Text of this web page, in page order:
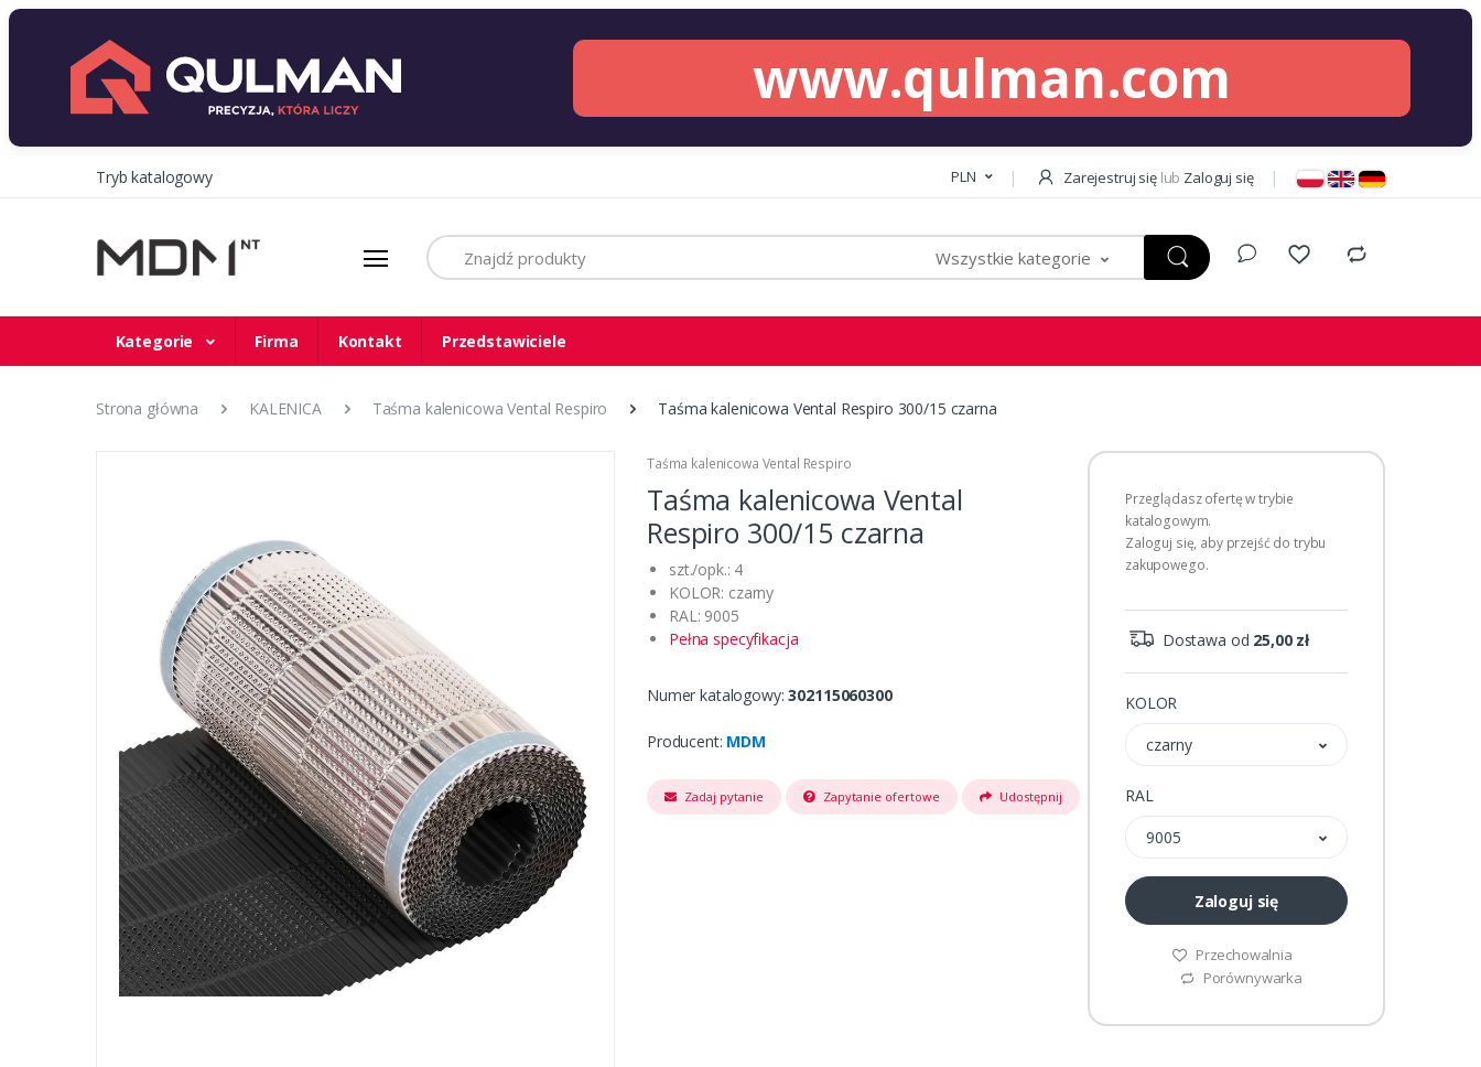
www.qulman.com
Tryb katalogowy PLN Zarejestruj się lub Zaloguj się
Szukaj
Wszystkie kategorie
Kategorie Firma Kontakt Przedstawiciele
Strona główna KALENICA Taśma kalenicowa Vental Respiro Taśma kalenicowa Vental Respiro 300/15 czarna
Taśma kalenicowa Vental Respiro
Taśma kalenicowa Vental
Respiro 300/15 czarna
szt./opk.: 4
KOLOR: czarny
RAL: 9005
Pełna specyfikacja
Numer katalogowy:302115060300
Producent: MDM
Zadaj pytanie Zapytanie ofertowe Udostępnij
Przeglądasz ofertę w trybie
katalogowym.
Zaloguj się, aby przejść do trybu
zakupowego.
Dostawa od 25,00 zł
KOLOR
czarny
RAL
9005
Zaloguj się
Przechowalnia
Porównywarka